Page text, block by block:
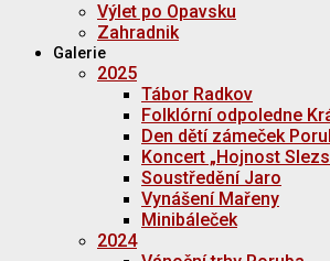
Výlet po Opavsku
Zahradnik
Galerie
2025
Tábor Radkov
Folklórní odpoledne
Den dětí zámeček
Koncert „Hojnost
Soustředění Jaro
Vynášení Mařeny
Minibáleček
2024